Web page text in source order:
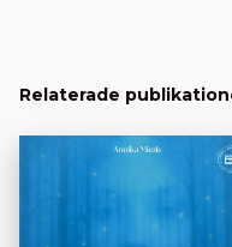
Relaterade